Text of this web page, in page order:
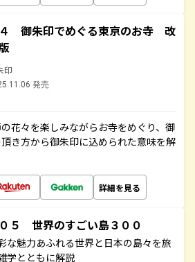
御朱印でめぐる東京のお寺 改
印
発売
花々を楽しみながらお寺をめぐり、御
き方から御朱印に込められた意味を解
詳細を見る
５ 世界のすごい島３００
な魅力あふれる世界と日本の島々を旅
学とともに解説